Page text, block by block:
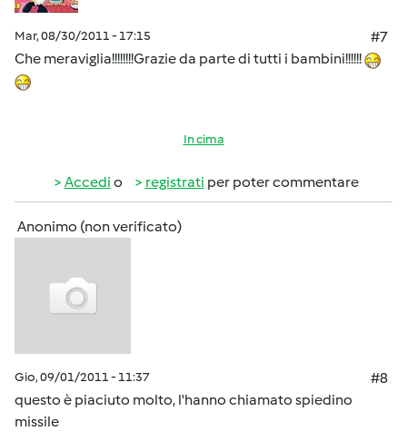
Mar, 08/30/2011 - 17:15
#7
Che meraviglia!!!!!!!!Grazie da parte di tutti i bambini!!!!!!
In cima
Accedi o registrati per poter commentare
Anonimo (non verificato)
Gio, 09/01/2011 - 11:37
#8
questo è piaciuto molto, l'hanno chiamato spiedino
missile